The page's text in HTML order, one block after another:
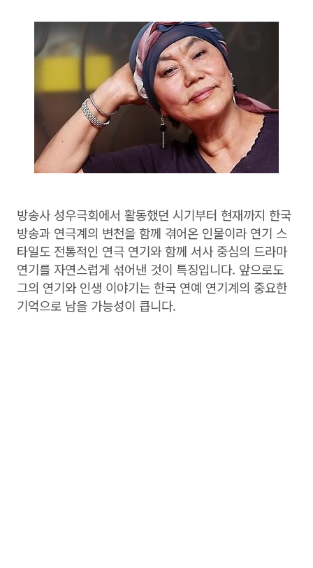
방송사 성우극회에서 활동했던 시기부터 현재까지 한국
방송과 연극계의 변천을 함께 겪어온 인물이라 연기 스
타일도 전통적인 연극 연기와 함께 서사 중심의 드라마
연기를 자연스럽게 섞어낸 것이 특징입니다. 앞으로도
그의 연기와 인생 이야기는 한국 연예 연기계의 중요한
기억으로 남을 가능성이 큽니다.